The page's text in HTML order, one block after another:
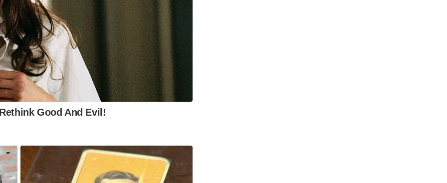
idosos residentes.
Good And Evil!